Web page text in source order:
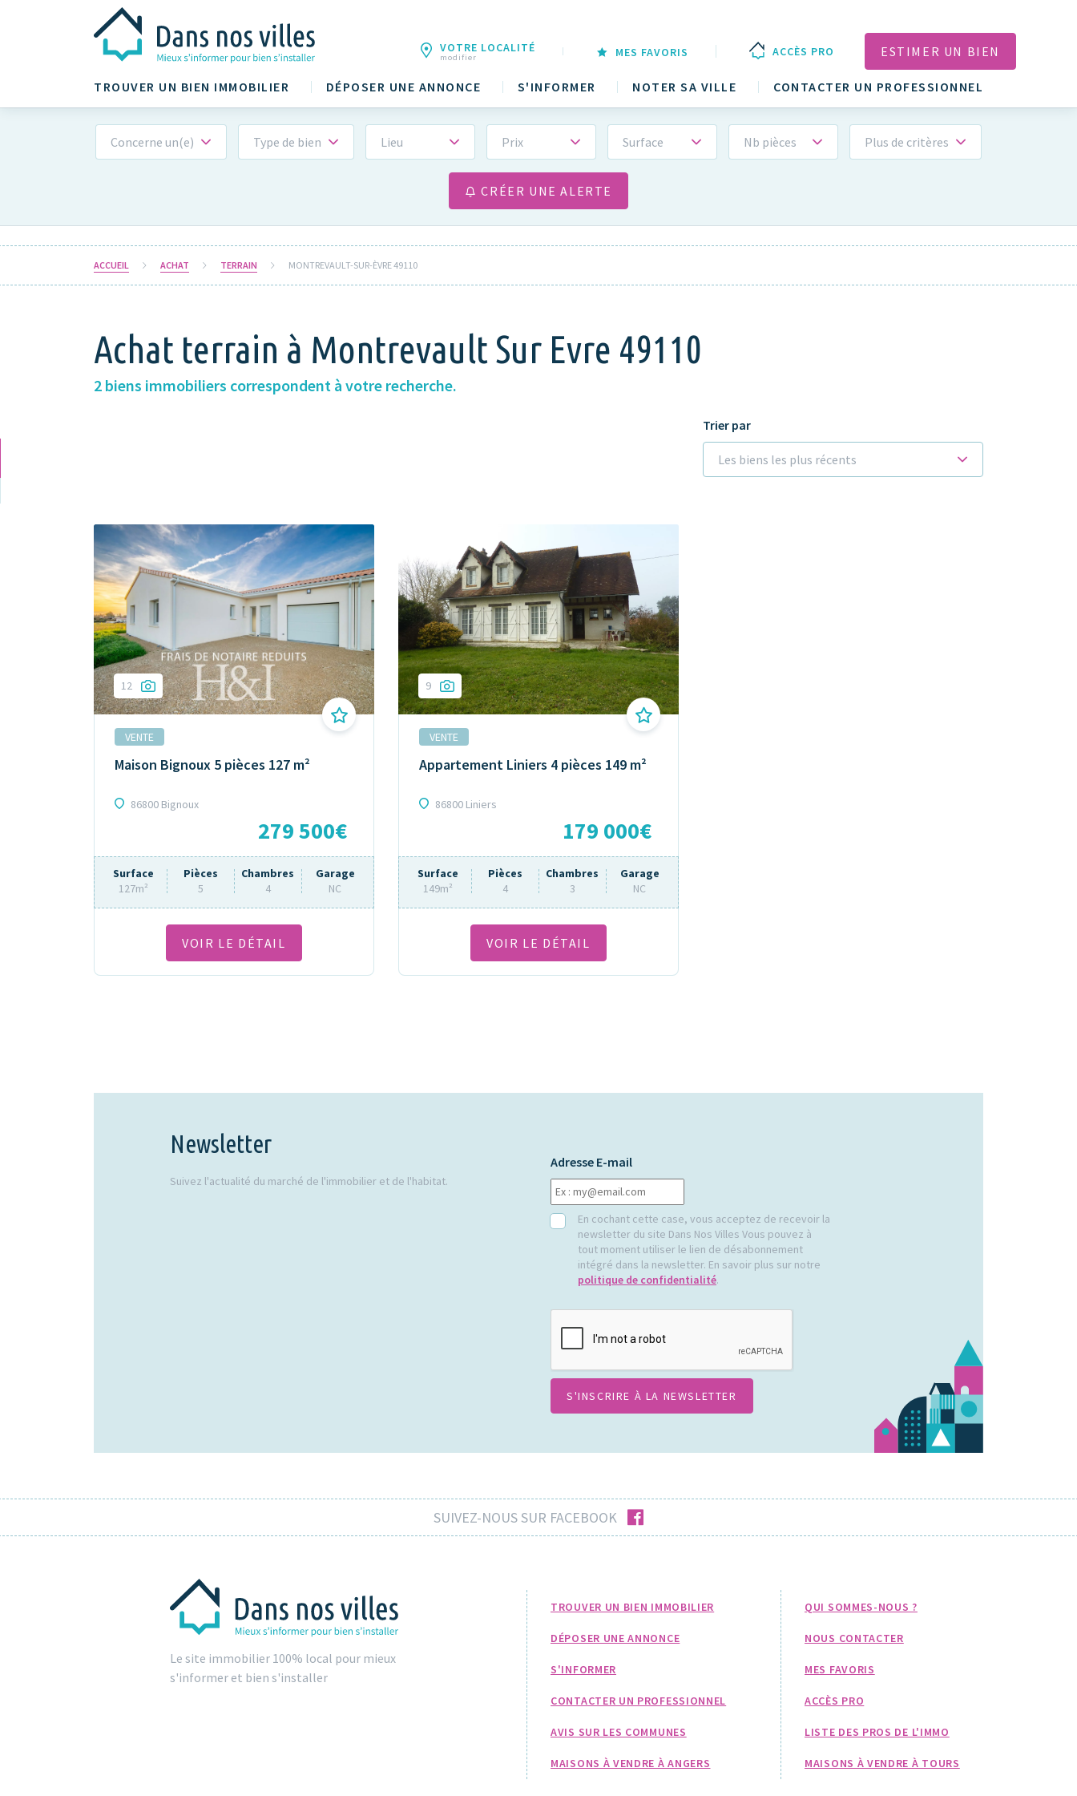
TROUVER UN BIEN IMMOBILIER DÉPOSER UNE ANNONCE S'INFORMER NOTER SA VILLE CONTACTER UN PROFESSIONNEL
VOTRE LOCALITÉ
modifier MES FAVORIS ACCÈS PRO ESTIMER UN BIEN
Concerne un(e) Type de bien Lieu Prix Surface Nb pièces Plus de critères
CRÉER UNE ALERTE
ACCUEIL ACHAT TERRAIN MONTREVAULT-SUR-ÈVRE 49110
Achat terrain à Montrevault Sur Evre 49110
2 biens immobiliers correspondent à votre recherche.
Trier par
Les biens les plus récents
12
VENTE
Maison Bignoux 5 pièces 127 m²
86800 Bignoux
279 500€
Surface
127m²
Pièces
5
Chambres
4
Garage
NC
VOIR LE DÉTAIL
9
VENTE
Appartement Liniers 4 pièces 149 m²
86800 Liniers
179 000€
Surface
149m²
Pièces
4
Chambres
3
Garage
NC
VOIR LE DÉTAIL
Newsletter
Suivez l'actualité du marché de l'immobilier et de l'habitat.
Adresse E-mail
RGPDEn cochant cette case, vous acceptez de recevoir la
newsletter du site Dans Nos Villes Vous pouvez à
tout moment utiliser le lien de désabonnement
intégré dans la newsletter. En savoir plus sur notre
politique de confidentialité.
SUIVEZ-NOUS SUR FACEBOOK facebook
Le site immobilier 100% local pour mieux
s'informer et bien s'installer
TROUVER UN BIEN IMMOBILIER
DÉPOSER UNE ANNONCE
S'INFORMER
CONTACTER UN PROFESSIONNEL
AVIS SUR LES COMMUNES
MAISONS À VENDRE À ANGERS
QUI SOMMES-NOUS ?
NOUS CONTACTER
MES FAVORIS
ACCÈS PRO
LISTE DES PROS DE L'IMMO
MAISONS À VENDRE À TOURS